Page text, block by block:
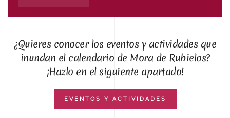
¿Quieres conocer los eventos y actividades que
inundan el calendario de Mora de Rubielos?
¡Hazlo en el siguiente apartado!
EVENTOS Y ACTIVIDADES